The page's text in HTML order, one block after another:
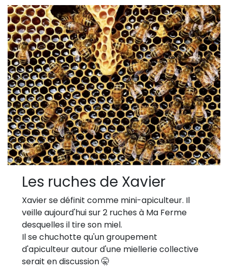
Les ruches de Xavier
Xavier se définit comme mini-apiculteur. Il
veille aujourd'hui sur 2 ruches à Ma Ferme
desquelles il tire son miel.
Il se chuchotte qu'un groupement
d'apiculteur autour d'une miellerie collective
serait en discussion 🤫